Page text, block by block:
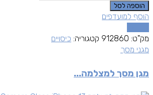
הוספה לסל
הוסף למועדפים
מק"ט: 912860 קטגוריה: כיסויים
מגני מסך
מגן מסך למצלמה...